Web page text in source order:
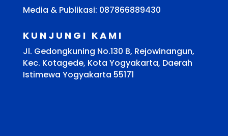
Media & Publikasi: 087866889430
KUNJUNGI KAMI
Jl. Gedongkuning No.130 B, Rejowinangun,
Kec. Kotagede, Kota Yogyakarta, Daerah
Istimewa Yogyakarta 55171